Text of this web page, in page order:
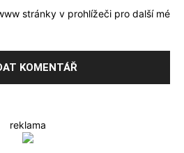
stránky v prohlížeči pro další mé
reklama